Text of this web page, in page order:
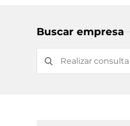
Buscar empresa